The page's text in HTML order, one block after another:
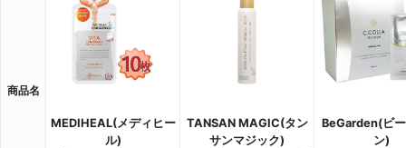
商品名
MEDIHEAL(メディヒー
ル)
TANSAN MAGIC(タン
サンマジック)
BeGarden(ビ
ン)